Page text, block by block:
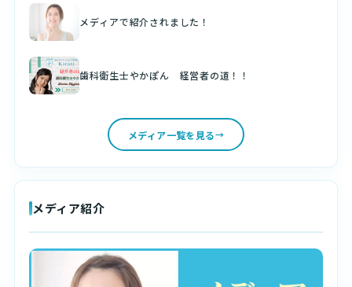
メディアで紹介されました！
歯科衛生士やかぽん 経営者の道！！
メディア一覧を見る
メディア紹介